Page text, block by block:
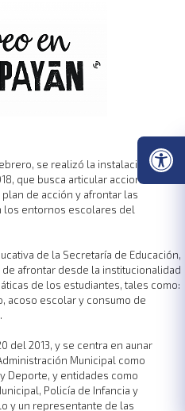
se realizó la instalación del
que busca articular acciones
de acción y afrontar las
los entornos escolares del
de la Secretaría de Educación,
afrontar desde la institucionalidad
de los estudiantes, tales como:
acoso escolar y consumo de
del 2013, y se centra en aunar
Municipal como
Deporte, y entidades como
Policía de Infancia y
y un representante de las